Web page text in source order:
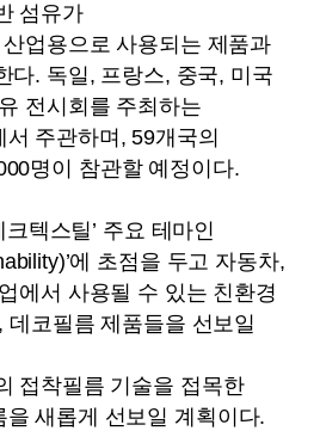
섬유가
업용으로 사용되는 제품과
다. 독일, 프랑스, 중국, 미국
전시회를 주최하는
주관하며, 59개국의
명이 참관할 예정이다.
텍스틸’ 주요 테마인
에 초점을 두고 자동차,
에서 사용될 수 있는 친환경
데코필름 제품들을 선보일
접착필름 기술을 접목한
새롭게 선보일 계획이다.